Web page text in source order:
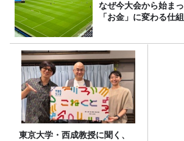
なぜ今大会から始ま
「お金」に変わる仕
東京大学・西成教授に聞く、